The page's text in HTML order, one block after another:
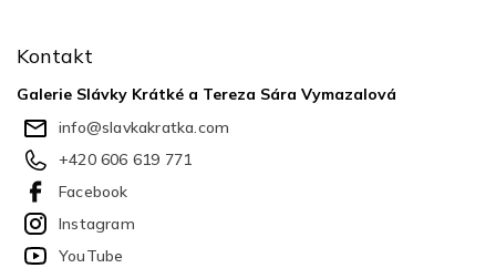
Kontakt
Galerie Slávky Krátké a Tereza Sára Vymazalová
info@slavkakratka.com
+420 606 619 771
Facebook
Instagram
YouTube